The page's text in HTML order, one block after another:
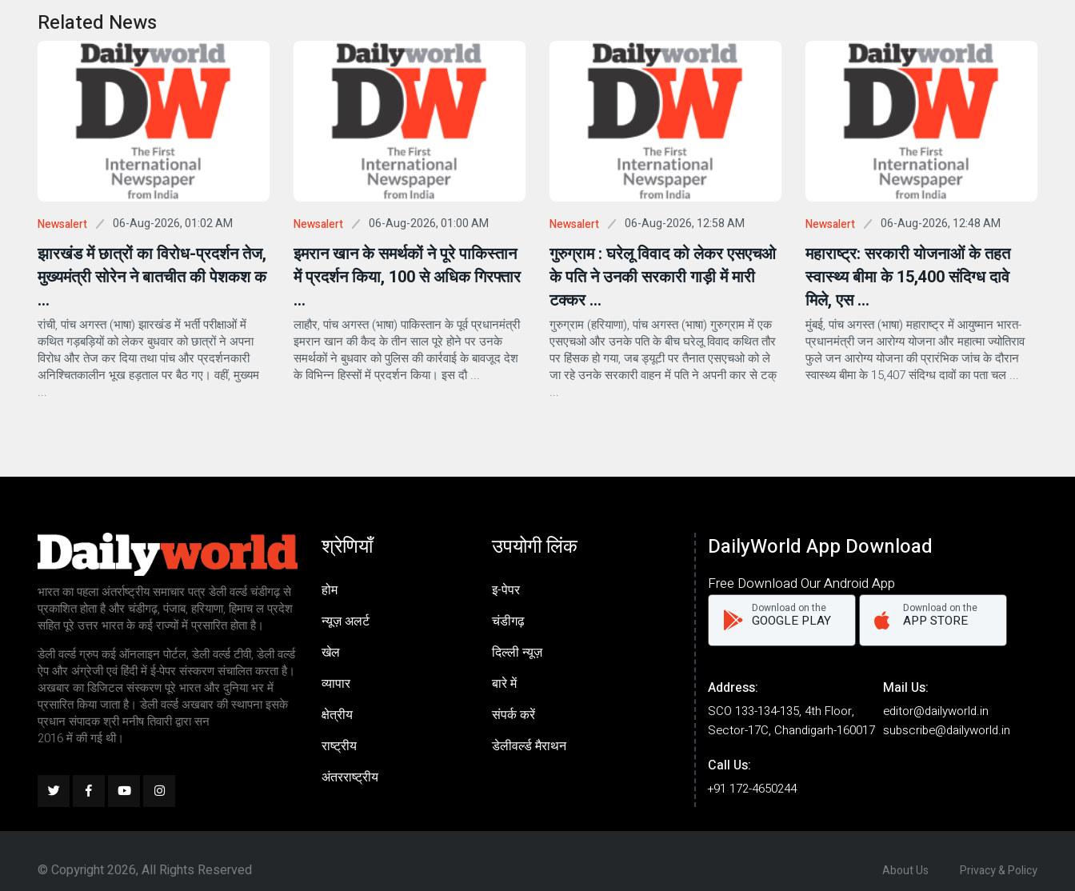
Related News
Newsalert 06-Aug-2026, 01:02 AM
झारखंड में छात्रों का विरोध-प्रदर्शन तेज,
मुख्यमंत्री सोरेन ने बातचीत की पेशकश क
...
रांची, पांच अगस्त (भाषा) झारखंड में भर्ती परीक्षाओं में
कथित गड़बड़ियों को लेकर बुधवार को छात्रों ने अपना
विरोध और तेज कर दिया तथा पांच और प्रदर्शनकारी
अनिश्चितकालीन भूख हड़ताल पर बैठ गए। वहीं, मुख्यम
...
Newsalert 06-Aug-2026, 01:00 AM
इमरान खान के समर्थकों ने पूरे पाकिस्तान
में प्रदर्शन किया, 100 से अधिक गिरफ्तार
...
लाहौर, पांच अगस्त (भाषा) पाकिस्तान के पूर्व प्रधानमंत्री
इमरान खान की कैद के तीन साल पूरे होने पर उनके
समर्थकों ने बुधवार को पुलिस की कार्रवाई के बावजूद देश
के विभिन्न हिस्सों में प्रदर्शन किया। इस दौ ...
Newsalert 06-Aug-2026, 12:58 AM
गुरुग्राम : घरेलू विवाद को लेकर एसएचओ
के पति ने उनकी सरकारी गाड़ी में मारी
टक्कर ...
गुरुग्राम (हरियाणा), पांच अगस्त (भाषा) गुरुग्राम में एक
एसएचओ और उनके पति के बीच घरेलू विवाद कथित तौर
पर हिंसक हो गया, जब ड्यूटी पर तैनात एसएचओ को ले
जा रहे उनके सरकारी वाहन में पति ने अपनी कार से टक्
...
Newsalert 06-Aug-2026, 12:48 AM
महाराष्ट्र: सरकारी योजनाओं के तहत
स्वास्थ्य बीमा के 15,400 संदिग्ध दावे
मिले, एस ...
मुंबई, पांच अगस्त (भाषा) महाराष्ट्र में आयुष्मान भारत-
प्रधानमंत्री जन आरोग्य योजना और महात्मा ज्योतिराव
फुले जन आरोग्य योजना की प्रारंभिक जांच के दौरान
स्वास्थ्य बीमा के 15,407 संदिग्ध दावों का पता चल ...
भारत का पहला अंतर्राष्ट्रीय समाचार पत्र डेली वर्ल्ड चंडीगढ़ से
प्रकाशित होता है और चंडीगढ़, पंजाब, हरियाणा, हिमाच ल प्रदेश
सहित पूरे उत्तर भारत के कई राज्यों में प्रसारित होता है।
डेली वर्ल्ड ग्रुप कई ऑनलाइन पोर्टल, डेली वर्ल्ड टीवी, डेली वर्ल्ड
ऐप और अंग्रेजी एवं हिंदी में ई-पेपर संस्करण संचालित करता है।
अखबार का डिजिटल संस्करण पूरे भारत और दुनिया भर में
प्रसारित किया जाता है। डेली वर्ल्ड अखबार की स्थापना इसके
प्रधान संपादक श्री मनीष तिवारी द्वारा सन
2016 में की गई थी।
श्रेणियाँ
होम
न्यूज़ अलर्ट
खेल
व्यापार
क्षेत्रीय
राष्ट्रीय
अंतरराष्ट्रीय
उपयोगी लिंक
इ-पेपर
चंडीगढ़
दिल्ली न्यूज़
बारे में
संपर्क करें
डेलीवर्ल्ड मैराथन
DailyWorld App Download
Free Download Our Android App
Download on the
GOOGLE PLAY
Download on the
APP STORE
Address:
SCO 133-134-135, 4th Floor,
Sector-17C, Chandigarh-160017
Mail Us:
editor@dailyworld.in
subscribe@dailyworld.in
Call Us:
+91 172-4650244
© Copyright 2026, All Rights Reserved About Us Privacy & Policy